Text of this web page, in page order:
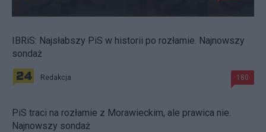
IBRiS: Najsłabszy PiS w historii po rozłamie. Najnowszy
sondaż
Redakcja 180
PiS traci na rozłamie z Morawieckim, ale prawica nie.
Najnowszy sondaż